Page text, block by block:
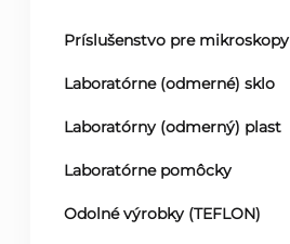
Príslušenstvo pre mikroskopy
Laboratórne (odmerné) sklo
Laboratórny (odmerný) plast
Laboratórne pomôcky
Odolné výrobky (TEFLON)